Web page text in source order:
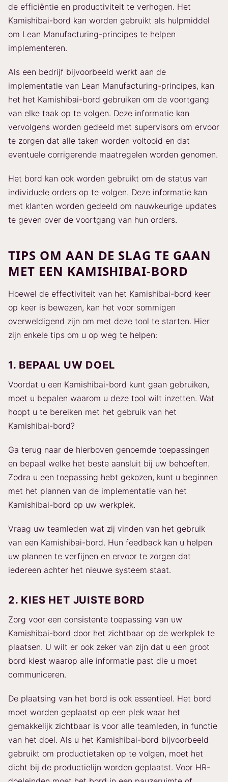
de efficiëntie en productiviteit te verhogen. Het
Kamishibai-bord kan worden gebruikt als hulpmiddel
om Lean Manufacturing-principes te helpen
implementeren.
Als een bedrijf bijvoorbeeld werkt aan de
implementatie van Lean Manufacturing-principes, kan
het het Kamishibai-bord gebruiken om de voortgang
van elke taak op te volgen. Deze informatie kan
vervolgens worden gedeeld met supervisors om ervoor
te zorgen dat alle taken worden voltooid en dat
eventuele corrigerende maatregelen worden genomen.
Het bord kan ook worden gebruikt om de status van
individuele orders op te volgen. Deze informatie kan
met klanten worden gedeeld om nauwkeurige updates
te geven over de voortgang van hun orders.
TIPS OM AAN DE SLAG TE GAAN
MET EEN KAMISHIBAI-BORD
Hoewel de effectiviteit van het Kamishibai-bord keer
op keer is bewezen, kan het voor sommigen
overweldigend zijn om met deze tool te starten. Hier
zijn enkele tips om u op weg te helpen:
1. BEPAAL UW DOEL
Voordat u een Kamishibai-bord kunt gaan gebruiken,
moet u bepalen waarom u deze tool wilt inzetten. Wat
hoopt u te bereiken met het gebruik van het
Kamishibai-bord?
Ga terug naar de hierboven genoemde toepassingen
en bepaal welke het beste aansluit bij uw behoeften.
Zodra u een toepassing hebt gekozen, kunt u beginnen
met het plannen van de implementatie van het
Kamishibai-bord op uw werkplek.
Vraag uw teamleden wat zij vinden van het gebruik
van een Kamishibai-bord. Hun feedback kan u helpen
uw plannen te verfijnen en ervoor te zorgen dat
iedereen achter het nieuwe systeem staat.
2. KIES HET JUISTE BORD
Zorg voor een consistente toepassing van uw
Kamishibai-bord door het zichtbaar op de werkplek te
plaatsen. U wilt er ook zeker van zijn dat u een groot
bord kiest waarop alle informatie past die u moet
communiceren.
De plaatsing van het bord is ook essentieel. Het bord
moet worden geplaatst op een plek waar het
gemakkelijk zichtbaar is voor alle teamleden, in functie
van het doel. Als u het Kamishibai-bord bijvoorbeeld
gebruikt om productietaken op te volgen, moet het
dicht bij de productielijn worden geplaatst. Voor HR-